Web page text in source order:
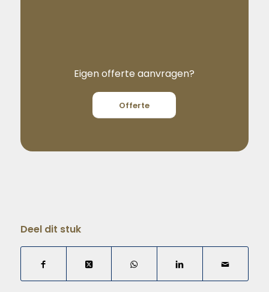
Eigen offerte aanvragen?
Offerte
Deel dit stuk